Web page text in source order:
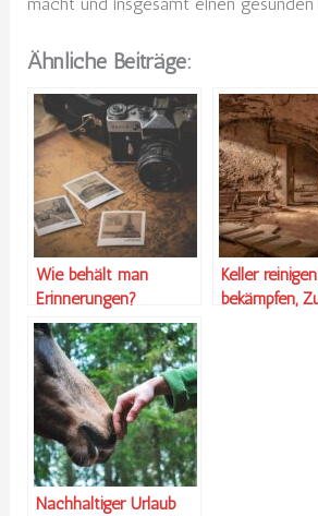
Ähnliche Beiträge:
Wie behält man
Erinnerungen?
Keller
bekämpfen,
Nachhaltiger Urlaub